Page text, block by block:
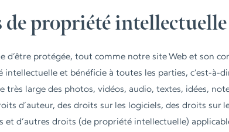
propriété intellectuelle
d’être protégée, tout comme notre site Web et son
et bénéficie à toutes les parties, c’est-à-
très large des photos, vidéos, audio, textes, idées,
d’auteur, des droits sur les logiciels, des droits sur
et d’autres droits (de propriété intellectuelle)